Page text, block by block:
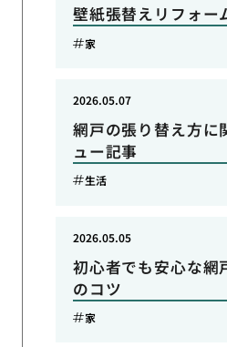
壁紙張替えリフォー
家
網戸の張り替え方に
ュー記事
2026.05.07
生活
初心者でも安心な網
のコツ
2026.05.05
家